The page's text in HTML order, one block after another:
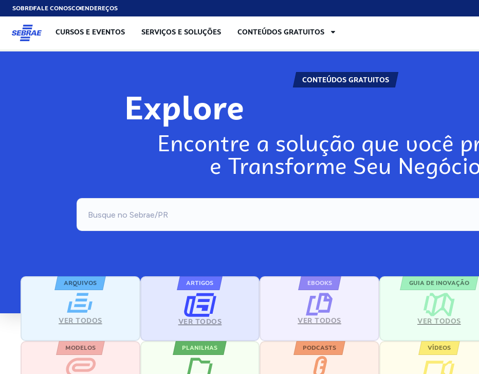
SOBREFALE CONOSCOENDEREÇOS
CURSOS E EVENTOS SERVIÇOS E SOLUÇÕES CONTEÚDOS GRATUITOS
CONTEÚDOS GRATUITOS
Explore
Encontre a solução que você
e Transforme Seu
ARQUIVOS
VER TODOS
ARTIGOS
VER TODOS
EBOOKS
VER TODOS
GUIA DE INOVAÇÃO
VER TODOS
MODELOS PLANILHAS PODCASTS VÍDEOS